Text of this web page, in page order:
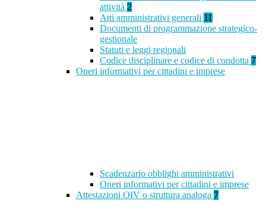
attività 2
Atti amministrativi generali 11
Documenti di programmazione strategico-
gestionale
Statuti e leggi regionali
Codice disciplinare e codice di condotta 7
Oneri informativi per cittadini e imprese
Scadenzario obblighi amministrativi
Oneri informativi per cittadini e imprese
Attestazioni OIV o struttura analoga 7